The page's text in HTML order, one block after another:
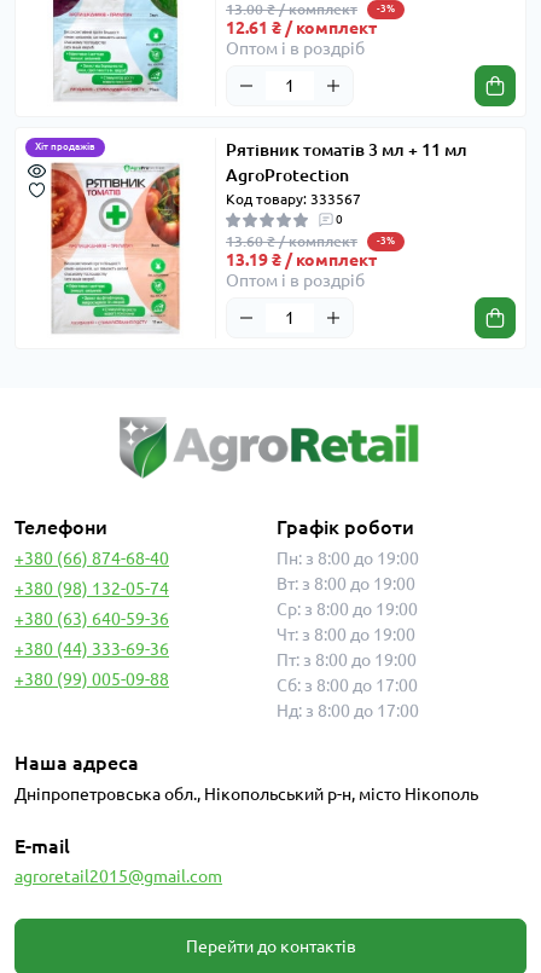
13.00 ₴ / комплект -3%
12.61 ₴ / комплект
Оптом і в роздріб
Хіт продажів
Рятівник томатів 3 мл + 11 мл
AgroProtection
Код товару: 333567
0
13.60 ₴ / комплект -3%
13.19 ₴ / комплект
Оптом і в роздріб
Телефони
+380 (66) 874-68-40
+380 (98) 132-05-74
+380 (63) 640-59-36
+380 (44) 333-69-36
+380 (99) 005-09-88
Графік роботи
Пн: з 8:00 до 19:00
Вт: з 8:00 до 19:00
Ср: з 8:00 до 19:00
Чт: з 8:00 до 19:00
Пт: з 8:00 до 19:00
Сб: з 8:00 до 17:00
Нд: з 8:00 до 17:00
Наша адреса
Дніпропетровська обл., Нікопольський р-н, місто Нікополь
E-mail
agroretail2015@gmail.com
Перейти до контактів